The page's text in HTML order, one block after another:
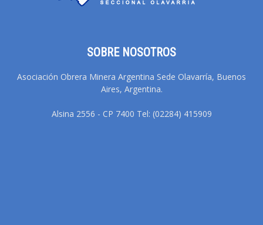
SOBRE NOSOTROS
Asociación Obrera Minera Argentina Sede Olavarría, Buenos
Aires, Argentina.
Alsina 2556 - CP 7400 Tel: (02284) 415909